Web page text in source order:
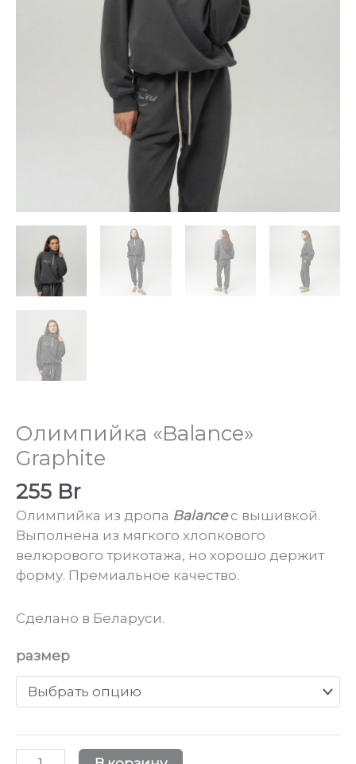
Олимпийка «Balance»
Graphite
255 Br
Олимпийка из дропа Balanceс вышивкой.
Выполнена из мягкого хлопкового
велюрового трикотажа, но хорошо держит
форму. Премиальное качество.
Сделано в Беларуси.
размер
Количество